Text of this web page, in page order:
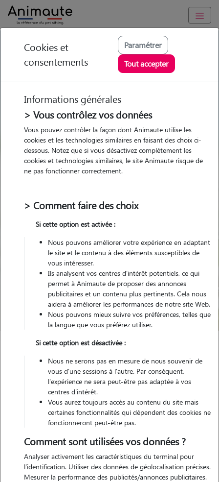
GARDE ANIMAUX à Ramonville-Saint-Agne : Garde chien et
chat en famille ou à domicile, visites et promenades
Trouvez une garde animaux à
Ramonville-Saint-Agne
Parmi nos 13 pet-sitters à
Ramonville-Saint-Agne
Pour quel animal ?
Trouver mon Pet Sitter
Ramonville-Saint-Agne
Nos promeneurs et familles d'accueil
à Ramonville-Saint-Agne (31520)
Cookies et
consentements
Paramétrer
Tout accepter
Informations générales
> Vous contrôlez vos données
Vous pouvez contrôler la façon dont Animaute utilise les
cookies et les technologies similaires en faisant des choix ci-
dessous. Notez que si vous désactivez complètement les
cookies et technologies similaires, le site Animaute risque de
ne pas fonctionner correctement.
> Comment faire des choix
Si cette option est activée :
Nous pouvons améliorer votre expérience en adaptant
le site et le contenu à des éléments susceptibles de
vous intéresser.
Ils analysent vos centres d'intérêt potentiels, ce qui
permet à Animaute de proposer des annonces
publicitaires et un contenu plus pertinents. Cela nous
aidera à améliorer les performances de notre site Web.
Nous pouvons mieux suivre vos préférences, telles que
la langue que vous préférez utiliser.
Si cette option est désactivée :
Nous ne serons pas en mesure de nous souvenir de
vous d'une sessions à l'autre. Par conséquent,
l'expérience ne sera peut-être pas adaptée à vos
centres d'intérêt.
Vous aurez toujours accès au contenu du site mais
certaines fonctionnalités qui dépendent des cookies ne
fonctionneront peut-être pas.
Comment sont utilisées vos données ?
Analyser activement les caractéristiques du terminal pour
l'identification. Utiliser des données de géolocalisation précises.
Mesurer la performance des publicités/annonces publicitaires.